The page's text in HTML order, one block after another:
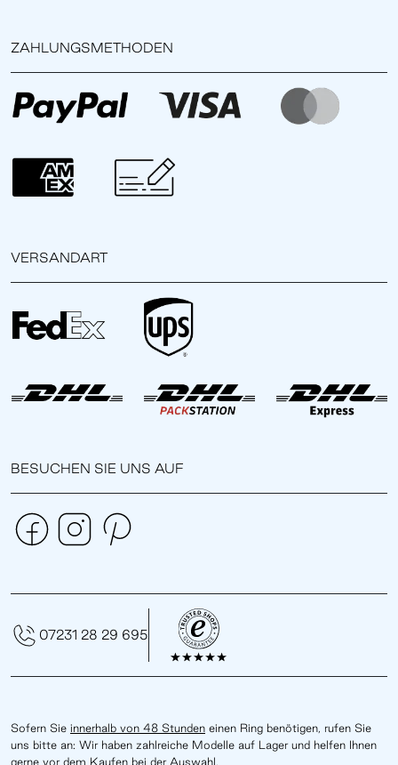
ZAHLUNGSMETHODEN
VERSANDART
BESUCHEN SIE UNS AUF
Sofern Sie innerhalb von 48 Stunden einen Ring benötigen, rufen Sie
uns bitte an: Wir haben zahlreiche Modelle auf Lager und helfen Ihnen
gerne vor dem Kaufen bei der Auswahl.
07231 28 29 695